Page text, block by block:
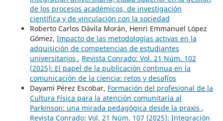
de los procesos académicos, de investigación
científica y de vinculación con la sociedad
Roberto Carlos Dávila Morán, Henri Emmanuel López
Gómez, Impacto de las metodologías activas en la
adquisición de competencias de estudiantes
universitarios , Revista Conrado: Vol. 21 Núm. 102
(2025): El papel de la publicación continua en la
comunicación de la ciencia: retos y desafíos
Dayami Pérez Escobar, Formación del profesional de la
Cultura Física para la atención comunitaria al
Parkinson: una mirada pedagógica desde la praxis ,
Revista Conrado: Vol. 21 Núm. 107 (2025): Integración